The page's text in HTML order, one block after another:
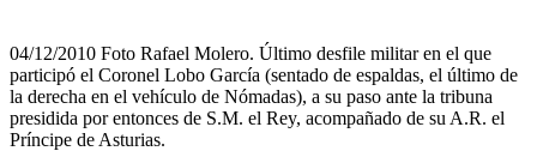
04/12/2010 Foto Rafael Molero. Último desfile militar en el que
participó el Coronel Lobo García (sentado de espaldas, el último de
la derecha en el vehículo de Nómadas), a su paso ante la tribuna
presidida por entonces de S.M. el Rey, acompañado de su A.R. el
Príncipe de Asturias.